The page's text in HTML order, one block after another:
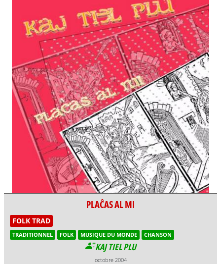
PLAĈAS AL MI
FOLK TRAD
TRADITIONNEL FOLK MUSIQUE DU MONDE CHANSON
KAJ TIEL PLU
octobre 2004